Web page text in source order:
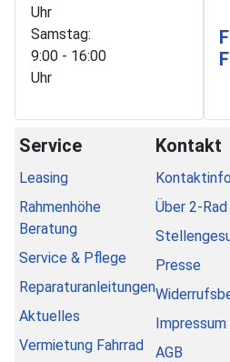
Uhr
Samstag:
9:00 - 16:00
Uhr
Service
Leasing
Rahmenhöhe
Beratung
Service & Pflege
Reparaturanleitungen
Aktuelles
Vermietung Fahrrad
Kontakt
Über 2-
Presse
Impressum
AGB